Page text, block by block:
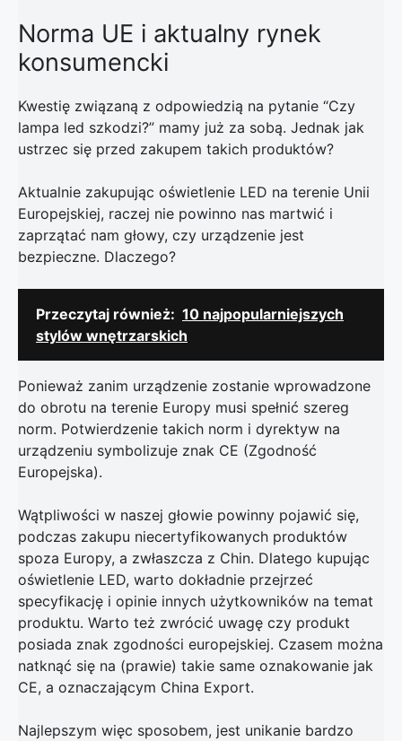
Norma UE i aktualny rynek
konsumencki
Kwestię związaną z odpowiedzią na pytanie “Czy
lampa led szkodzi?” mamy już za sobą. Jednak jak
ustrzec się przed zakupem takich produktów?
Aktualnie zakupując oświetlenie LED na terenie Unii
Europejskiej, raczej nie powinno nas martwić i
zaprzątać nam głowy, czy urządzenie jest
bezpieczne. Dlaczego?
Przeczytaj również: 10 najpopularniejszych
stylów wnętrzarskich
Ponieważ zanim urządzenie zostanie wprowadzone
do obrotu na terenie Europy musi spełnić szereg
norm. Potwierdzenie takich norm i dyrektyw na
urządzeniu symbolizuje znak CE (Zgodność
Europejska).
Wątpliwości w naszej głowie powinny pojawić się,
podczas zakupu niecertyfikowanych produktów
spoza Europy, a zwłaszcza z Chin. Dlatego kupując
oświetlenie LED, warto dokładnie przejrzeć
specyfikację i opinie innych użytkowników na temat
produktu. Warto też zwrócić uwagę czy produkt
posiada znak zgodności europejskiej. Czasem można
natknąć się na (prawie) takie same oznakowanie jak
CE, a oznaczającym China Export.
Najlepszym więc sposobem, jest unikanie bardzo